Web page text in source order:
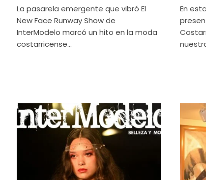
La pasarela emergente que vibró El
New Face Runway Show de
InterModelo marcó un hito en la moda
costarricense...
En